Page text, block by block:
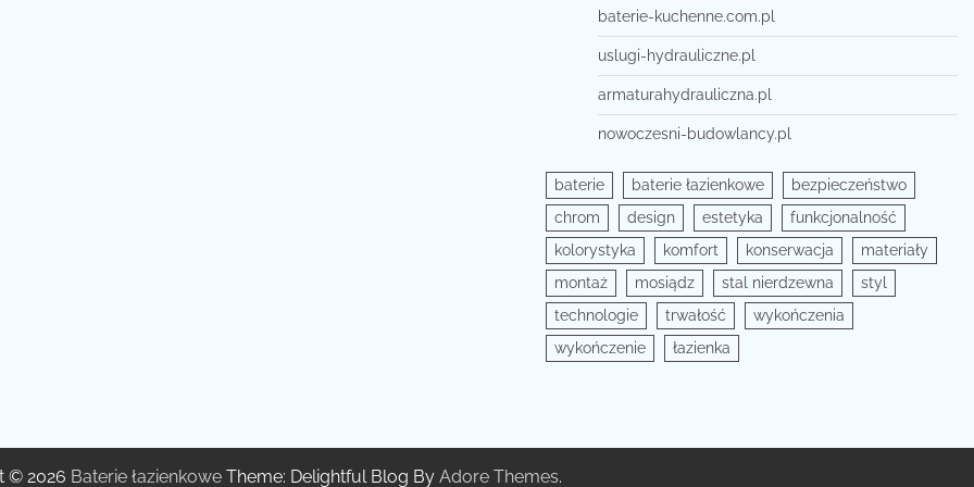
baterie-kuchenne.com.pl
uslugi-hydrauliczne.pl
armaturahydrauliczna.pl
nowoczesni-budowlancy.pl
baterie baterie łazienkowe
bezpieczeństwo
chrom
design estetyka
funkcjonalność
kolorystyka
komfort konserwacja
materiały
montaż
mosiądz stal nierdzewna
styl
technologie
trwałość
wykończenia
wykończenie
łazienka
© 2026 Baterie łazienkowe Theme: Delightful Blog By Adore Themes.